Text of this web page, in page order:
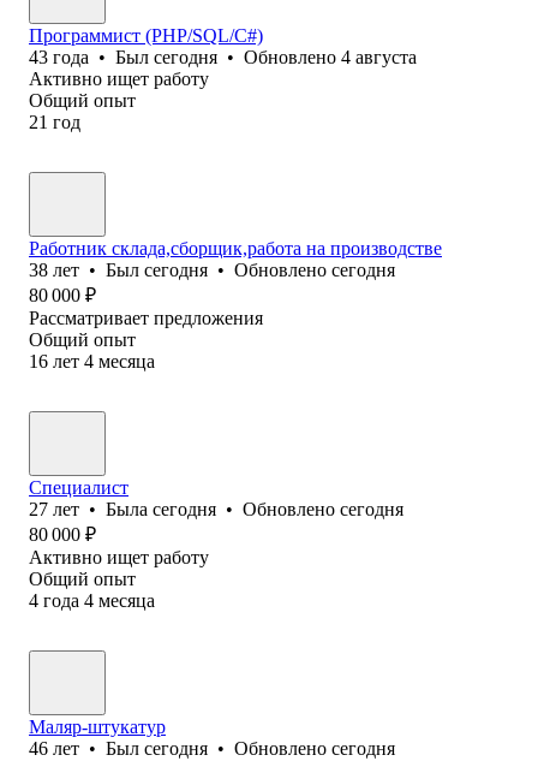
Программист (PHP/SQL/C#)
43 года • Был сегодня • Обновлено 4 августа
Активно ищет работу
Общий опыт
21 год
Работник склада,сборщик,работа на производстве
38 лет • Был сегодня • Обновлено сегодня
80 000 ₽
Рассматривает предложения
Общий опыт
16 лет 4 месяца
Специалист
27 лет • Была сегодня • Обновлено сегодня
80 000 ₽
Активно ищет работу
Общий опыт
4 года 4 месяца
Маляр-штукатур
46 лет • Был сегодня • Обновлено сегодня